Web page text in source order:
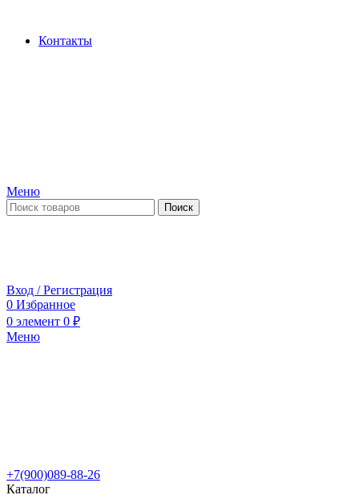
Контакты
Меню
Поиск
Вход / Регистрация
0 Избранное
0 элемент 0 ₽
Меню
+7(900)089-88-26
Каталог